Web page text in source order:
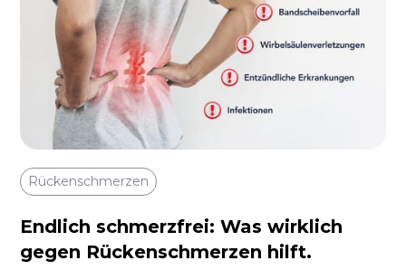
Rückenschmerzen
Endlich schmerzfrei: Was wirklich
gegen Rückenschmerzen hilft.